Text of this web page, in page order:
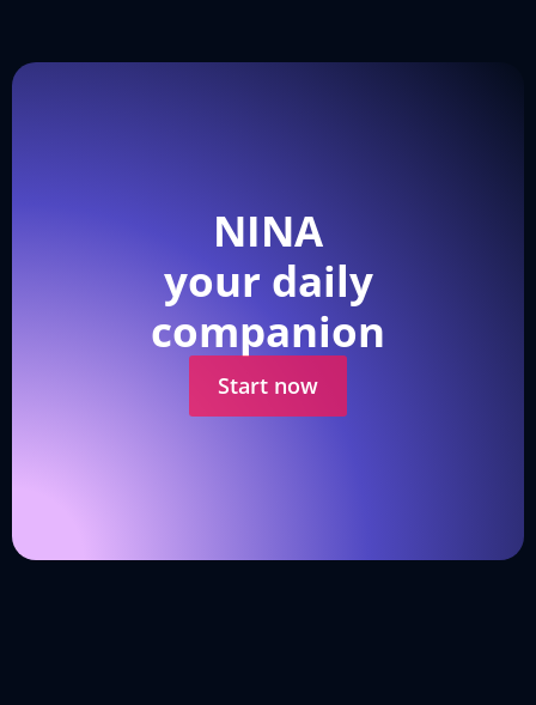
NINA
your daily
companion
Start now